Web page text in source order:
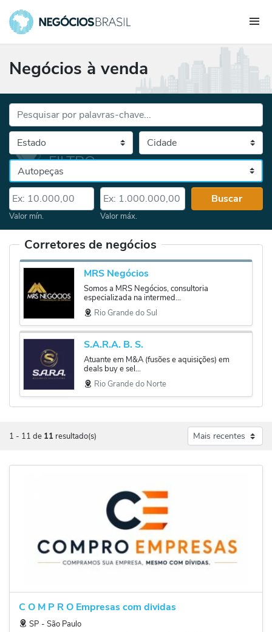
Negócios à venda
Palavras-chave...
Cidade
Selecione o estado, depois a cidade
Categoria
Valor mín.
Valor mín.
Valor máx.
Valor máx.
Buscar
Corretores de negócios
MRS Negócios
Somos a MRS Negócios, consultoria
especializada na intermed...
Rio Grande do Sul
S.A.R.A. B. S.
Atuante em M&A (fusões e aquisições) em
deals buy e sel...
Rio Grande do Norte
1 - 11 de 11 resultado(s)
C O M P R O Empresas com dividas
SP ‐ São Paulo